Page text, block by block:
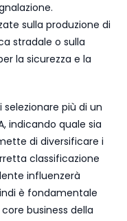
sulla produzione di
stradale o sulla
la sicurezza e la
più di un
indicando quale sia
di diversificare i
classificazione
influenzerà
è fondamentale
business della